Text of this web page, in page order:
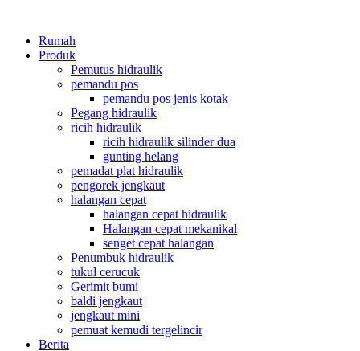
Rumah
Produk
Pemutus hidraulik
pemandu pos
pemandu pos jenis kotak
Pegang hidraulik
ricih hidraulik
ricih hidraulik silinder dua
gunting helang
pemadat plat hidraulik
pengorek jengkaut
halangan cepat
halangan cepat hidraulik
Halangan cepat mekanikal
senget cepat halangan
Penumbuk hidraulik
tukul cerucuk
Gerimit bumi
baldi jengkaut
jengkaut mini
pemuat kemudi tergelincir
Berita